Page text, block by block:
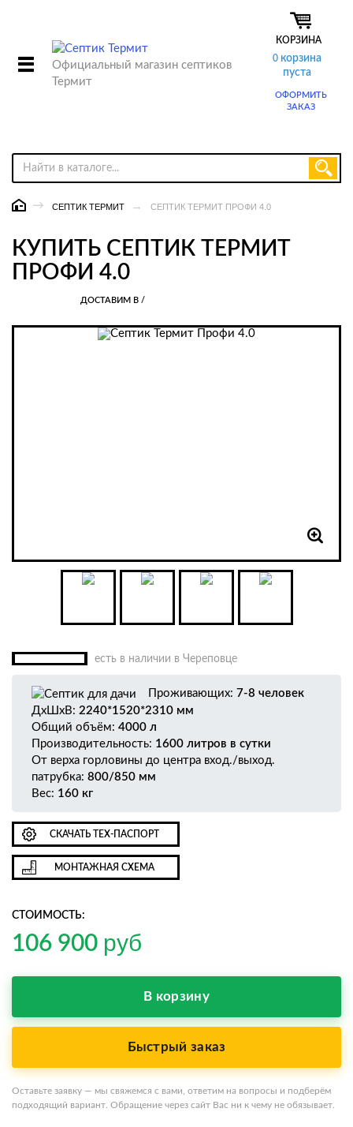
Официальный магазин септиков
Термит
КОРЗИНА
0 корзина
пуста
ОФОРМИТЬ
ЗАКАЗ
СЕПТИК ТЕРМИТ СЕПТИК ТЕРМИТ ПРОФИ 4.0
КУПИТЬ СЕПТИК ТЕРМИТ
ПРОФИ 4.0
ДОСТАВИМ В /
есть в наличии в Череповце
Проживающих: 7-8 человек
ДхШхВ: 2240*1520*2310 мм
Общий объём: 4000 л
Производительность: 1600 литров в сутки
От верха горловины до центра вход./выход.
патрубка: 800/850 мм
Вес: 160 кг
СКАЧАТЬ ТЕХ-ПАСПОРТ
МОНТАЖНАЯ СХЕМА
СТОИМОСТЬ:
106 900 руб
В корзину
Быстрый заказ
Оставьте заявку — мы свяжемся с вами, ответим на вопросы и подберём
подходящий вариант. Обращение через сайт Вас ни к чему не обязывает.